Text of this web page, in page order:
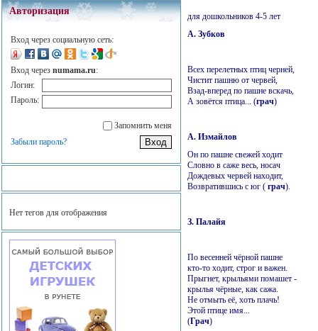
Авторизация
Вход через социальную сеть:
Вход через numama.ru:
Логин:
Пароль:
Запомнить меня
Забыли пароль?
Нет тегов для отображения
для дошкольников 4-5 лет
А. Зубков
Всех перелетных птиц черней,
Чистит пашню от червей,
Взад-вперед по пашне вскачь,
А зовётся птица... (грач)
А. Измайлов
Он по пашне свежей ходит
Словно в саже весь, носач
Дождевых червей находит,
Возвратившись с юг ( грач).
З. Палайя
По весенней чёрной пашне
кто-то ходит, строг и важен.
Прыгнет, крыльями помашет -
крылья чёрные, как сажа.
Не отмыть её, хоть плачь!
Этой птице имя...
(Грач)